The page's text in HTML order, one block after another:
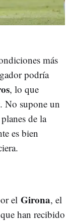
más
podría
, lo que
. No supone un
de la
es bien
el Girona, el
han recibido